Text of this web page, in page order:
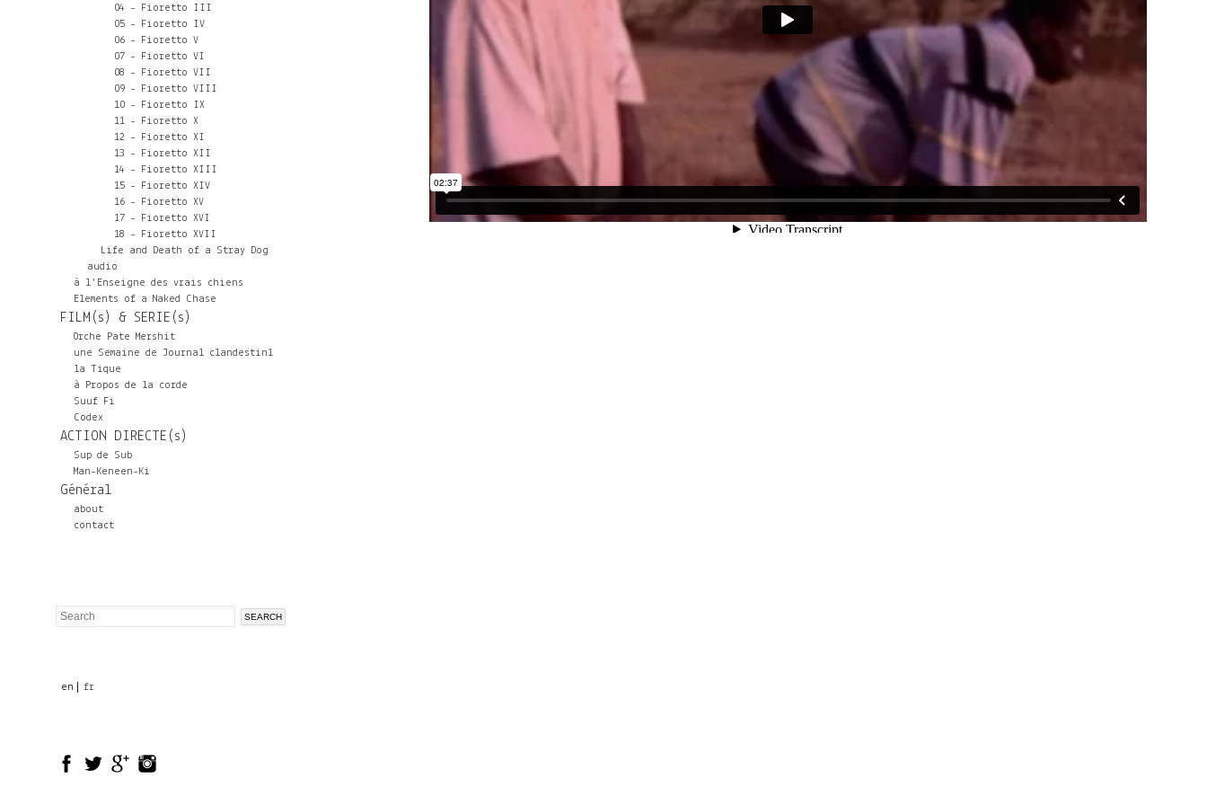
04 - Fioretto III
05 - Fioretto IV
06 - Fioretto V
07 - Fioretto VI
08 - Fioretto VII
09 - Fioretto VIII
10 - Fioretto IX
11 - Fioretto X
12 - Fioretto XI
13 - Fioretto XII
14 - Fioretto XIII
15 - Fioretto XIV
16 - Fioretto XV
17 - Fioretto XVI
18 - Fioretto XVII
Life and Death of a Stray Dog
audio
à l'Enseigne des vrais chiens
Elements of a Naked Chase
FILM(s) & SERIE(s)
Orche Pate Mershit
une Semaine de Journal clandestin1
la Tique
à Propos de la corde
Suuf Fi
Codex
ACTION DIRECTE(s)
Sup de Sub
Man-Keneen-Ki
Général
about
contact
Search
en fr